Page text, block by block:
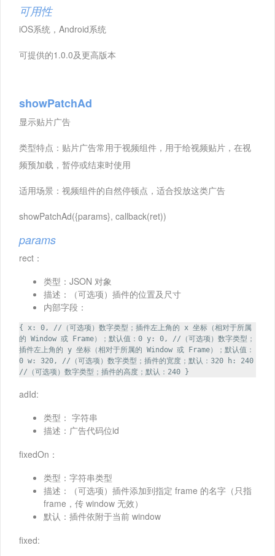
可用性
iOS系统，Android系统
可提供的1.0.0及更高版本
showPatchAd
显示贴片广告
类型特点：贴片广告常用于视频组件，用于给视频贴片，在视
频预加载，暂停或结束时使用
适用场景：视频组件的自然停顿点，适合投放这类广告
showPatchAd({params}, callback(ret))
params
rect：
类型：JSON 对象
描述：（可选项）插件的位置及尺寸
内部字段：
{ x: 0, //（可选项）数字类型；插件左上角的 x 坐标（相对于所属
的 Window 或 Frame）；默认值：0 y: 0, //（可选项）数字类型；
插件左上角的 y 坐标（相对于所属的 Window 或 Frame）；默认值：
0 w: 320, //（可选项）数字类型；插件的宽度；默认：320 h: 240
//（可选项）数字类型；插件的高度；默认：240 }
adId:
类型： 字符串
描述：广告代码位id
fixedOn：
类型：字符串类型
描述：（可选项）插件添加到指定 frame 的名字（只指
frame，传 window 无效）
默认：插件依附于当前 window
fixed: